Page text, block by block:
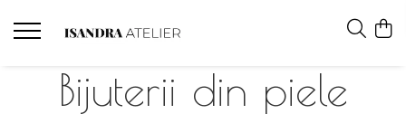
Bijuterii din piele